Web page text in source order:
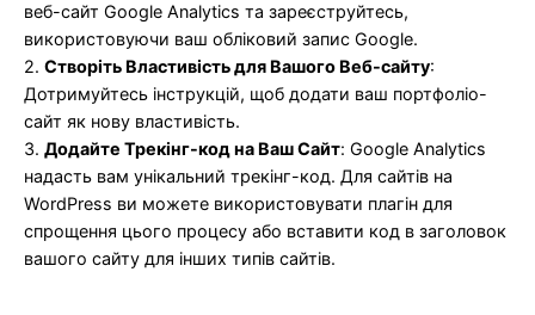
веб-сайт Google Analytics та зареєструйтесь,
використовуючи ваш обліковий запис Google.
2. Створіть Властивість для Вашого Веб-сайту:
Дотримуйтесь інструкцій, щоб додати ваш портфоліо-
сайт як нову властивість.
3. Додайте Трекінг-код на Ваш Сайт: Google Analytics
надасть вам унікальний трекінг-код. Для сайтів на
WordPress ви можете використовувати плагін для
спрощення цього процесу або вставити код в заголовок
вашого сайту для інших типів сайтів.